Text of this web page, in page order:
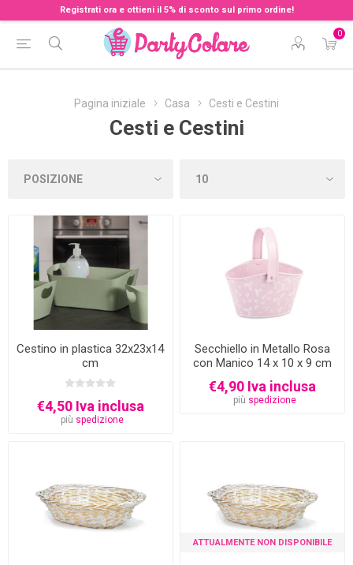
Registrati ora e ottieni il 5% di sconto sul primo ordine!
0
Pagina iniziale Casa Cesti e Cestini
Cesti e Cestini
Cestino in plastica 32x23x14
cm
€4,50 Iva inclusa
più spedizione
Secchiello in Metallo Rosa
con Manico 14 x 10 x 9 cm
€4,90 Iva inclusa
più spedizione
ATTUALMENTE NON DISPONIBILE